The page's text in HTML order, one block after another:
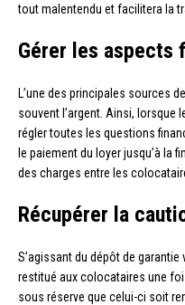
tout malentendu et facilitera la
Gérer les aspects
L’une des principales sources
souvent l’argent. Ainsi, lorsque
régler toutes les questions
le paiement du loyer jusqu’à la
des charges entre les
Récupérer la
S’agissant du dépôt de
restitué aux colocataires une
sous réserve que celui-ci soit